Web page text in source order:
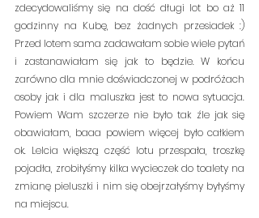
zdecydowaliśmy się na dość długi lot bo aż 11
godzinny na Kubę, bez żadnych przesiadek :)
Przed lotem sama zadawałam sobie wiele pytań
i zastanawiałam się jak to będzie. W końcu
zarówno dla mnie doświadczonej w podróżach
osoby jak i dla maluszka jest to nowa sytuacja.
Powiem Wam szczerze nie było tak źle jak się
obawiałam, baaa powiem więcej było całkiem
ok. Lelcia większą część lotu przespała, troszkę
pojadła, zrobiłyśmy kilka wycieczek do toalety na
zmianę pieluszki i nim się obejrzałyśmy byłyśmy
na miejscu.